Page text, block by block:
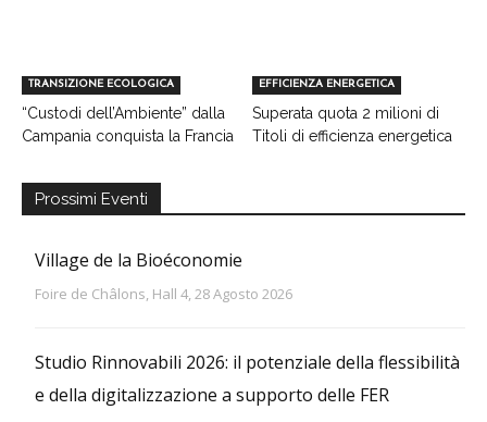
TRANSIZIONE ECOLOGICA
“Custodi dell’Ambiente” dalla
Campania conquista la Francia
EFFICIENZA ENERGETICA
Superata quota 2 milioni di
Titoli di efficienza energetica
Prossimi Eventi
Village de la Bioéconomie
Foire de Châlons, Hall 4, 28 Agosto 2026
Studio Rinnovabili 2026: il potenziale della flessibilità
e della digitalizzazione a supporto delle FER